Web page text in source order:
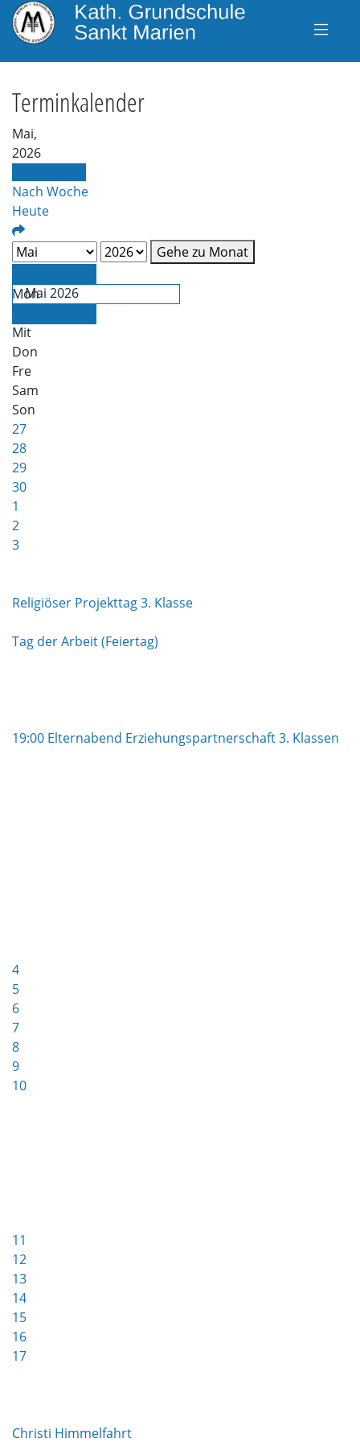
Terminkalender
Mai,
2026
Nach Woche
Heute
Gehe zu Monat
Mai 2026
Mon
Mit
Don
Fre
Sam
Son
27
28
29
30
1
2
3
Religiöser Projekttag 3. Klasse
Tag der Arbeit (Feiertag)
19:00 Elternabend Erziehungspartnerschaft 3. Klassen
4
5
6
7
8
9
10
11
12
13
14
15
16
17
Christi Himmelfahrt